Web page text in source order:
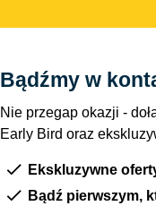
Bądźmy w
Nie przegap okazji -
Early Bird oraz
Ekskluzywne
Bądź pierwszym,